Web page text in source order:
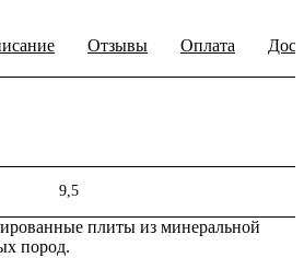
Отзывы Оплата
9,5
плиты из минеральной
пород.